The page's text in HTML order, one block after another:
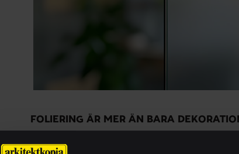
FOLIERING ÄR MER ÄN BARA
folier. Det kan handla om allt från frostad film